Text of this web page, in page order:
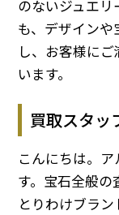
のないジュエ
も、デザイン
し、お客様に
います。
買取スタッ
こんにちは。
す。宝石全般の
とりわけブラ